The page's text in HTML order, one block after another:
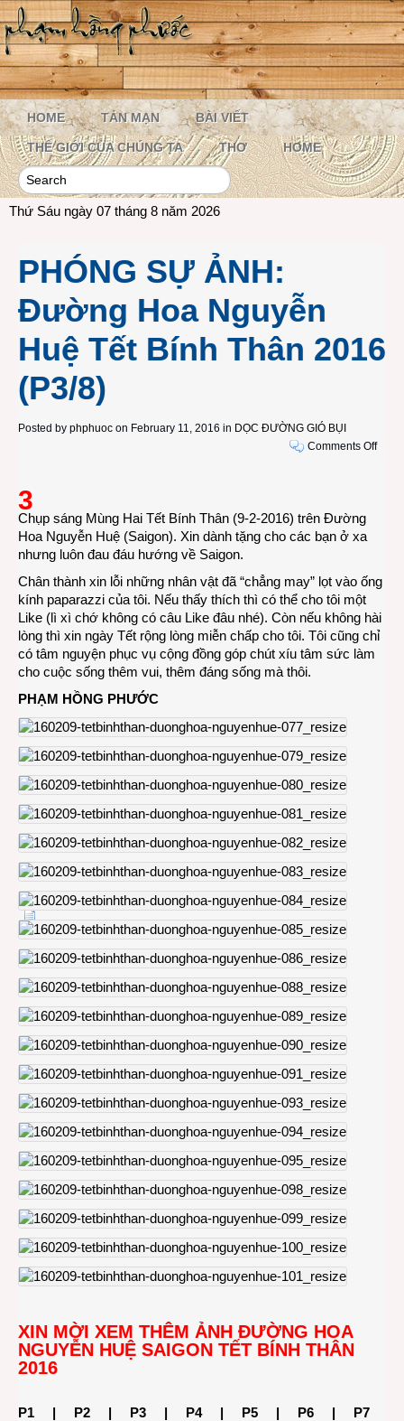
HOME TẢN MẠN BÀI VIẾT
THẾ GIỚI CỦA CHÚNG TA THƠ HOME
Thứ Sáu ngày 07 tháng 8 năm 2026
PHÓNG SỰ ẢNH:
Đường Hoa Nguyễn
Huệ Tết Bính Thân 2016
(P3/8)
Posted by phphuoc on February 11, 2016 in DỌC ĐƯỜNG GIÓ BỤI
Comments Offon
Tết
Thân
2016
3
Chụp sáng Mùng Hai Tết Bính Thân (9-2-2016) trên Đường
Hoa Nguyễn Huệ (Saigon). Xin dành tặng cho các bạn ở xa
nhưng luôn đau đáu hướng về Saigon.
Chân thành xin lỗi những nhân vật đã “chẳng may” lọt vào ống
kính paparazzi của tôi. Nếu thấy thích thì có thể cho tôi một
Like (lì xì chớ không có câu Like đâu nhé). Còn nếu không hài
lòng thì xin ngày Tết rộng lòng miễn chấp cho tôi. Tôi cũng chỉ
có tâm nguyện phục vụ cộng đồng góp chút xíu tâm sức làm
cho cuộc sống thêm vui, thêm đáng sống mà thôi.
PHẠM HỒNG PHƯỚC
XIN MỜI XEM THÊM ẢNH ĐƯỜNG HOA
NGUYỄN HUỆ SAIGON TẾT BÍNH THÂN
2016
P1 | P2 | P3 | P4| P5 | P6 | P7